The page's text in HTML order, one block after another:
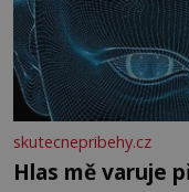
skutecnepribehy.cz
Hlas mě varuje